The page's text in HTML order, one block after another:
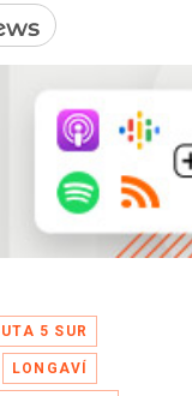
5 SUR
LONGAVÍ